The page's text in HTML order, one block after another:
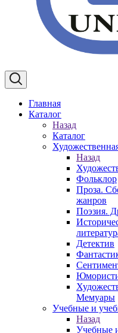
Главная
Каталог
Назад
Каталог
Назад
Фольклор
Проза.
жанров
Поэзия.
Детектив
Мемуары
Учебные и
Назад
Учебные